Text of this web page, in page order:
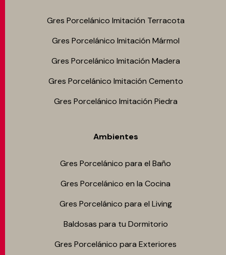
Gres Porcelánico Imitación Terracota
Gres Porcelánico Imitación Mármol
Gres Porcelánico Imitación Madera
Gres Porcelánico Imitación Cemento
Gres Porcelánico Imitación Piedra
Ambientes
Gres Porcelánico para el Baño
Gres Porcelánico en la Cocina
Gres Porcelánico para el Living
Baldosas para tu Dormitorio
Gres Porcelánico para Exteriores